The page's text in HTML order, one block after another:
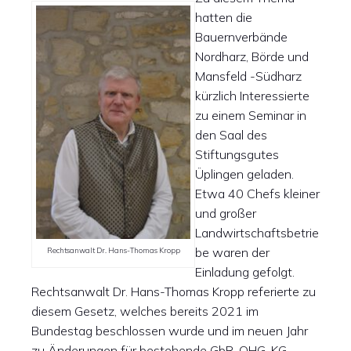
Rechtsanwalt Dr. Hans-Thomas Kropp
hatten die
Bauernverbände
Nordharz, Börde und
Mansfeld -Südharz
kürzlich Interessierte
zu einem Seminar in
den Saal des
Stiftungsgutes
Üplingen geladen.
Etwa 40 Chefs kleiner
und großer
Landwirtschaftsbetrie
be waren der
Einladung gefolgt.
Rechtsanwalt Dr. Hans-Thomas Kropp referierte zu
diesem Gesetz, welches bereits 2021 im
Bundestag beschlossen wurde und im neuen Jahr